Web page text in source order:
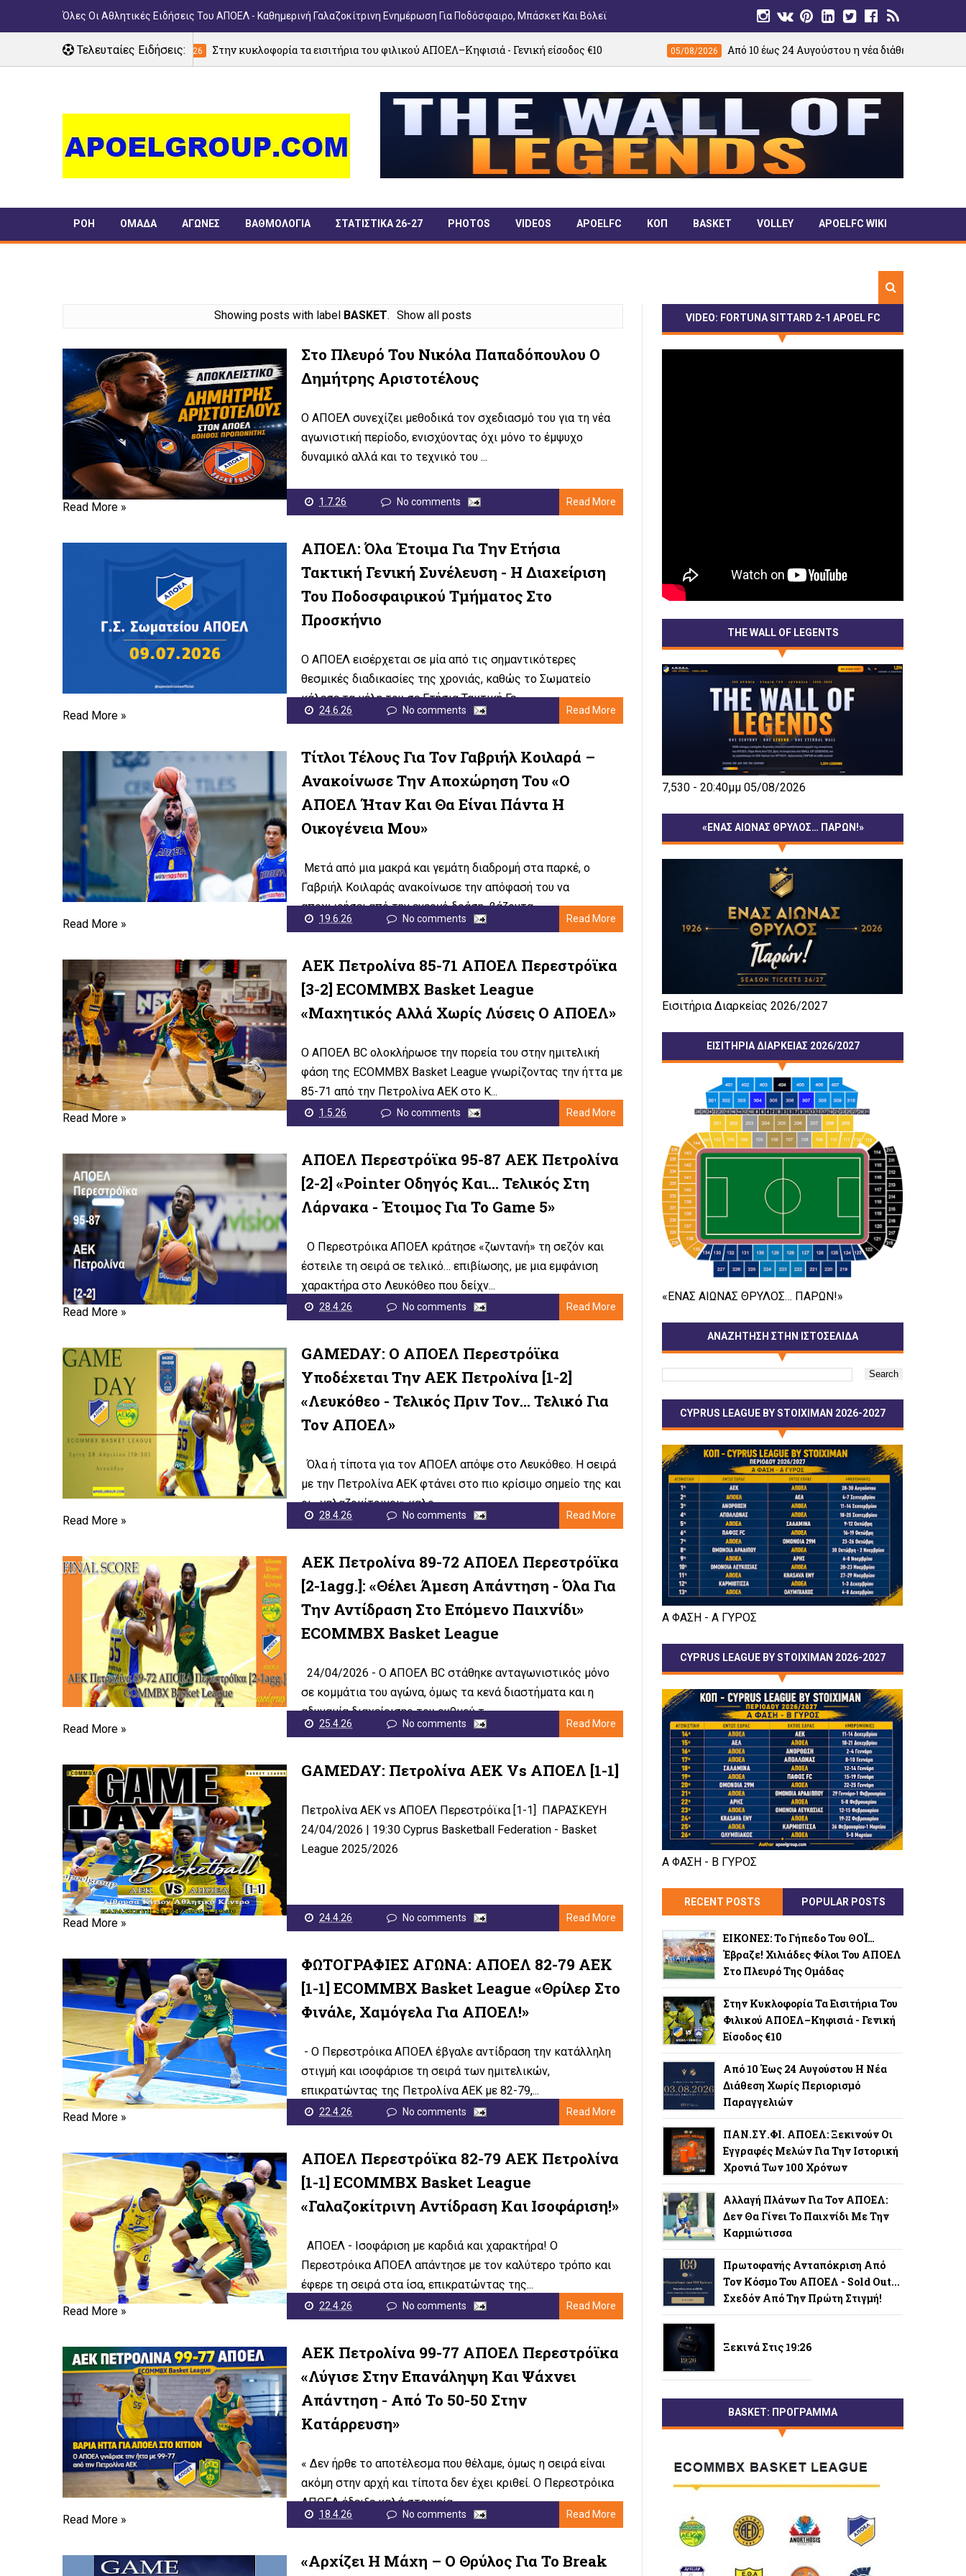
Όλες Οι Αθλητικές Ειδήσεις Του ΑΠΟΕΛ - Καθημερινή Γαλαζοκίτρινη Ενημέρωση Για Ποδόσφαιρο, Μπάσκετ Και Βόλεϊ
Τελευταίες Ειδήσεις:
05/08/2026 Στην κυκλοφορία τα εισιτήρια του φιλικού ΑΠΟΕΛ–Κηφισιά - Γενική είσοδος €10 05/08/2026 Από 10 έως 24 Αυγούστου η νέα διάθεση χωρίς περιορισμό παραγγελιών
ΡΟΗ ΟΜΑΔΑ ΑΓΩΝΕΣ ΒΑΘΜΟΛΟΓΙΑ ΣΤΑΤΙΣΤΙΚΑ 26-27 PHOTOS VIDEOS APOELFC ΚΟΠ BASKET VOLLEY APOELFC WIKI
Showing posts with label BASKET. Show all posts
Στο Πλευρό Του Νικόλα Παπαδόπουλου Ο
Δημήτρης Αριστοτέλους
Ο ΑΠΟΕΛ συνεχίζει μεθοδικά τον σχεδιασμό του για τη νέα
αγωνιστική περίοδο, ενισχύοντας όχι μόνο το έμψυχο
δυναμικό αλλά και το τεχνικό του ...
1.7.26 No comments Read More
Read More »
ΑΠΟΕΛ: Όλα Έτοιμα Για Την Ετήσια
Τακτική Γενική Συνέλευση - Η Διαχείριση
Του Ποδοσφαιρικού Τμήματος Στο
Προσκήνιο
Ο ΑΠΟΕΛ εισέρχεται σε μία από τις σημαντικότερες
θεσμικές διαδικασίες της χρονιάς, καθώς το Σωματείο
κάλεσε τα μέλη του σε Ετήσια Τακτική Γε...
24.6.26 No comments Read More
Read More »
Τίτλοι Τέλους Για Τον Γαβριήλ Κοιλαρά –
Ανακοίνωσε Την Αποχώρηση Του «Ο
ΑΠΟΕΛ Ήταν Και Θα Είναι Πάντα Η
Οικογένεια Μου»
Μετά από μια μακρά και γεμάτη διαδρομή στα παρκέ, ο
Γαβριήλ Κοιλαράς ανακοίνωσε την απόφασή του να
αποχωρήσει από την ενεργό δράση, βάζοντα...
19.6.26 No comments Read More
Read More »
ΑΕΚ Πετρολίνα 85-71 ΑΠΟΕΛ Περεστρόϊκα
[3-2] ECOMMBX Basket League
«Μαχητικός Αλλά Χωρίς Λύσεις Ο ΑΠΟΕΛ»
Ο ΑΠΟΕΛ BC ολοκλήρωσε την πορεία του στην ημιτελική
φάση της ECOMMBX Basket League γνωρίζοντας την ήττα με
85-71 από την Πετρολίνα ΑΕΚ στο Κ...
1.5.26 No comments Read More
Read More »
ΑΠΟΕΛ Περεστρόϊκα 95-87 ΑΕΚ Πετρολίνα
[2-2] «Pointer Οδηγός Και… Τελικός Στη
Λάρνακα - Έτοιμος Για Το Game 5»
Ο Περεστρόικα ΑΠΟΕΛ κράτησε «ζωντανή» τη σεζόν και
έστειλε τη σειρά σε τελικό… επιβίωσης, με μια εμφάνιση
χαρακτήρα στο Λευκόθεο που δείχν...
28.4.26 No comments Read More
Read More »
GAMEDAY: Ο ΑΠΟΕΛ Περεστρόϊκα
Υποδέχεται Την ΑΕΚ Πετρολίνα [1-2]
«Λευκόθεο - Τελικός Πριν Τον… Τελικό Για
Τον ΑΠΟΕΛ»
Όλα ή τίποτα για τον ΑΠΟΕΛ απόψε στο Λευκόθεο. Η σειρά
με την Πετρολίνα ΑΕΚ φτάνει στο πιο κρίσιμο σημείο της και
οι «γαλαζοκίτρινοι» καλο...
28.4.26 No comments Read More
Read More »
ΑΕΚ Πετρολίνα 89-72 ΑΠΟΕΛ Περεστρόϊκα
[2-1agg.]: «Θέλει Άμεση Απάντηση - Όλα Για
Την Αντίδραση Στο Επόμενο Παιχνίδι»
ECOMMBX Basket League
24/04/2026 - Ο ΑΠΟΕΛ BC στάθηκε ανταγωνιστικός μόνο
σε κομμάτια του αγώνα, όμως τα κενά διαστήματα και η
αδυναμία διαχείρισης του ρυθμού τ...
25.4.26 No comments Read More
Read More »
GAMEDAY: Πετρολίνα AEK Vs ΑΠΟΕΛ [1-1]
Πετρολίνα AEK vs ΑΠΟΕΛ Περεστρόϊκα [1-1] ΠΑΡΑΣΚΕΥΗ
24/04/2026 | 19:30 Cyprus Basketball Federation - Basket
League 2025/2026
24.4.26 No comments Read More
Read More »
ΦΩΤΟΓΡΑΦΙΕΣ ΑΓΩΝΑ: ΑΠΟΕΛ 82-79 ΑΕΚ
[1-1] ECOMMBX Basket League «Θρίλερ Στο
Φινάλε, Χαμόγελα Για ΑΠΟΕΛ!»
- Ο Περεστρόικα ΑΠΟΕΛ έβγαλε αντίδραση την κατάλληλη
στιγμή και ισοφάρισε τη σειρά των ημιτελικών,
επικρατώντας της Πετρολίνα ΑΕΚ με 82-79,...
22.4.26 No comments Read More
Read More »
ΑΠΟΕΛ Περεστρόϊκα 82-79 ΑΕΚ Πετρολίνα
[1-1] ECOMMBX Basket League
«Γαλαζοκίτρινη Αντίδραση Και Ισοφάριση!»
ΑΠΟΕΛ - Ισοφάριση με καρδιά και χαρακτήρα! Ο
Περεστρόικα ΑΠΟΕΛ απάντησε με τον καλύτερο τρόπο και
έφερε τη σειρά στα ίσα, επικρατώντας της...
22.4.26 No comments Read More
Read More »
ΑΕΚ Πετρολίνα 99-77 ΑΠΟΕΛ Περεστρόϊκα
«Λύγισε Στην Επανάληψη Και Ψάχνει
Απάντηση - Από Το 50-50 Στην
Κατάρρευση»
« Δεν ήρθε το αποτέλεσμα που θέλαμε, όμως η σειρά είναι
ακόμη στην αρχή και τίποτα δεν έχει κριθεί. Ο Περεστρόικα
ΑΠΟΕΛ έδειξε καλά στοιχεία...
18.4.26 No comments Read More
Read More »
«Αρχίζει Η Μάχη – Ο Θρύλος Για Το Break
VIDEO: FORTUNA SITTARD 2-1 APOEL FC
THE WALL OF LEGENTS
7,530 - 20:40μμ 05/08/2026
«ΕΝΑΣ ΑΙΩΝΑΣ ΘΡΥΛΟΣ… ΠΑΡΩΝ!»
Εισιτήρια Διαρκείας 2026/2027
ΕΙΣΙΤΗΡΙΑ ΔΙΑΡΚΕΙΑΣ 2026/2027
«ΕΝΑΣ ΑΙΩΝΑΣ ΘΡΥΛΟΣ… ΠΑΡΩΝ!»
ΑΝΑΖΗΤΗΣΗ ΣΤΗΝ ΙΣΤΟΣΕΛΙΔΑ
CYPRUS LEAGUE BY STOIXIMAN 2026-2027
Α ΦΑΣΗ - Α ΓΥΡΟΣ
CYPRUS LEAGUE BY STOIXIMAN 2026-2027
Α ΦΑΣΗ - Β ΓΥΡΟΣ
RECENT POSTS POPULAR POSTS
ΕΙΚΟΝΕΣ: Το Γήπεδο Του ΘΟΪ…
Έβραζε! Χιλιάδες Φίλοι Του ΑΠΟΕΛ
Στο Πλευρό Της Ομάδας
Στην Κυκλοφορία Τα Εισιτήρια Του
Φιλικού ΑΠΟΕΛ–Κηφισιά - Γενική
Είσοδος €10
Από 10 Έως 24 Αυγούστου Η Νέα
Διάθεση Χωρίς Περιορισμό
Παραγγελιών
ΠΑΝ.ΣΥ.ΦΙ. ΑΠΟΕΛ: Ξεκινούν Οι
Εγγραφές Μελών Για Την Ιστορική
Χρονιά Των 100 Χρόνων
Αλλαγή Πλάνων Για Τον ΑΠΟΕΛ:
Δεν Θα Γίνει Το Παιχνίδι Με Την
Καρμιώτισσα
Πρωτοφανής Ανταπόκριση Από
Τον Κόσμο Του ΑΠΟΕΛ - Sold Out...
Σχεδόν Από Την Πρώτη Στιγμή!
Ξεκινά Στις 19:26
BASKET: ΠΡΟΓΡΑΜΜΑ